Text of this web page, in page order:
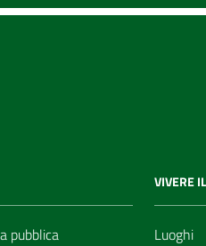
pubblica
VIVERE
Luoghi